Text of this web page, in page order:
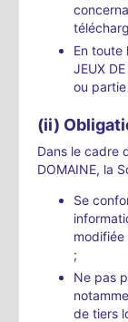
En toute
JEUX
ou
(ii)
Dans le cadre
DOMAINE, la
Se
modifiée
;
Ne pas
de tiers